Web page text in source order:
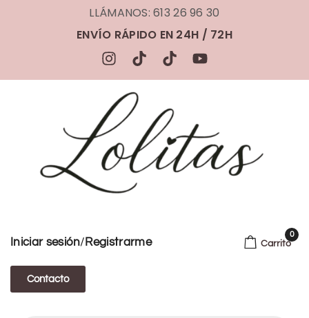
LLÁMANOS: 613 26 96 30
ENVÍO RÁPIDO EN 24H / 72H
Iniciar sesión/ Registrarme
Contacto
Carrito
0